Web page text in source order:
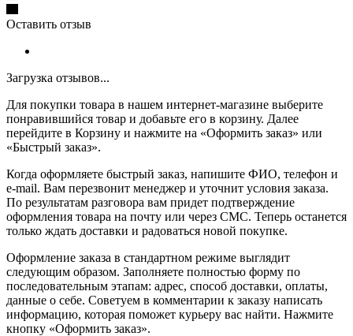
Оставить отзыв
Загрузка отзывов...
Для покупки товара в нашем интернет-магазине выберите
понравившийся товар и добавьте его в корзину. Далее
перейдите в Корзину и нажмите на «Оформить заказ» или
«Быстрый заказ».
Когда оформляете быстрый заказ, напишите ФИО, телефон и
e-mail. Вам перезвонит менеджер и уточнит условия заказа.
По результатам разговора вам придет подтверждение
оформления товара на почту или через СМС. Теперь останется
только ждать доставки и радоваться новой покупке.
Оформление заказа в стандартном режиме выглядит
следующим образом. Заполняете полностью форму по
последовательным этапам: адрес, способ доставки, оплаты,
данные о себе. Советуем в комментарии к заказу написать
информацию, которая поможет курьеру вас найти. Нажмите
кнопку «Оформить заказ».